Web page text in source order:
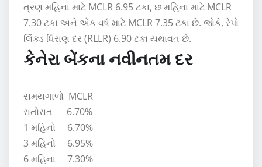
ત્રણ મહિના માટે MCLR 6.95 ટકા, છ મહિના માટે MCLR
7.30 ટકા અને એક વર્ષ માટે MCLR 7.35 ટકા છે. જોકે, રેપો
લિંક્ડ ધિરાણ દર (RLLR) 6.90 ટકા યથાવત છે.
કેનેરા બેંકના નવીનતમ દર
સમયગાળો MCLR
રાતોરાત 6.70%
1 મહિનો 6.70%
3 મહિનો 6.95%
6 મહિના 7.30%